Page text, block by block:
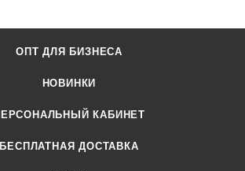
ОПТ ДЛЯ БИЗНЕСА
НОВИНКИ
КАБИНЕТ
БЕСПЛАТНАЯ ДОСТАВКА